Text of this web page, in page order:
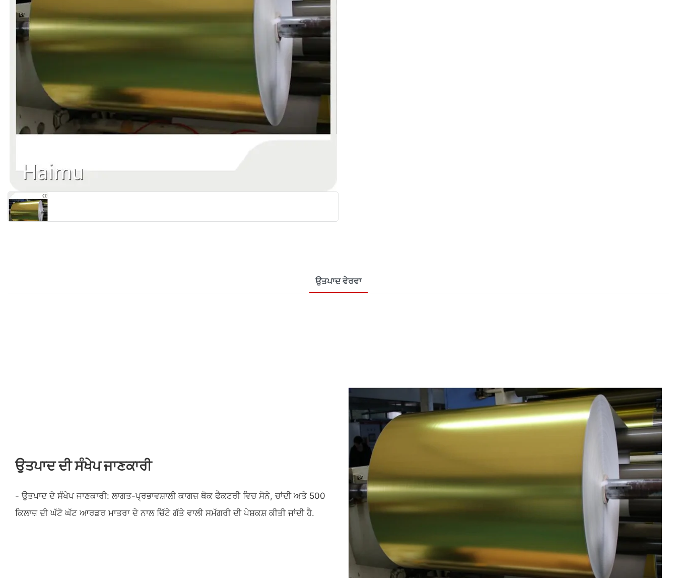
ਉਤਪਾਦ ਵੇਰਵਾ
ਉਤਪਾਦ ਦੀ ਸੰਖੇਪ ਜਾਣਕਾਰੀ
- ਉਤਪਾਦ ਦੇ ਸੰਖੇਪ ਜਾਣਕਾਰੀ: ਲਾਗਤ-ਪ੍ਰਭਾਵਸ਼ਾਲੀ ਕਾਗਜ਼ ਥੋਕ ਫੈਕਟਰੀ ਵਿਚ ਸੋਨੇ, ਚਾਂਦੀ ਅਤੇ 500
ਕਿਲਾਜ਼ ਦੀ ਘੱਟੋ ਘੱਟ ਆਰਡਰ ਮਾਤਰਾ ਦੇ ਨਾਲ ਚਿੱਟੇ ਗੱਤੇ ਵਾਲੀ ਸਮੱਗਰੀ ਦੀ ਪੇਸ਼ਕਸ਼ ਕੀਤੀ ਜਾਂਦੀ ਹੈ.